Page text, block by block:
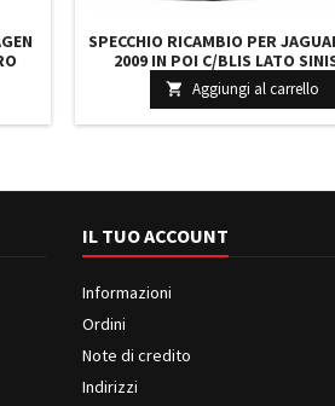
SPECCHIO RICAMBIO PER
2009 IN POI C/BLIS LATO
VETRO ASFERISCO
 Aggiungi al carrello
IL TUO ACCOUNT
Informazioni
Ordini
Note di credito
Indirizzi